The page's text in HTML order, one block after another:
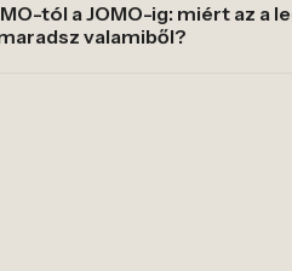
tól a JOMO-ig: miért az a
valamiből?